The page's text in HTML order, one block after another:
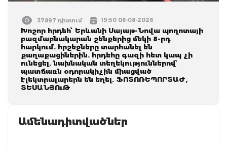
37897 դիտում 19:50 08-08-2026
Խոշոր հրդեհ՝ Երևանի Սայաթ-Նովա պողոտայի
բազմաբնակարան շենքերից մեկի 8-րդ
հարկում. հրշեջները տարհանել են
քաղաքացիներին. հրդեհը գազի հետ կապ չի
ունեցել. նախնական տեղեկություններով՝
պատճառն օդորակիչին միացված
էլեկտրալարերն են եղել. ՖՈՏՈՌԵՊՈՐՏԱԺ,
ՏԵՍԱՆՅՈւԹ
Ամենադիտվածներ